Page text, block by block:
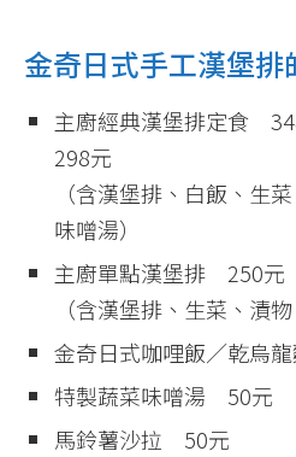
金奇日式手工漢堡排
主廚經典漢堡排定食
298元
（含漢堡排、白飯、生
味噌湯）
主廚單點漢堡排 250元
（含漢堡排、生菜、漬
金奇日式咖哩飯／乾烏
特製蔬菜味噌湯 50元
馬鈴薯沙拉 50元